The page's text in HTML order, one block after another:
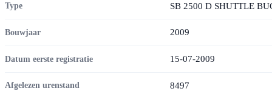
Type SB 2500 D SHUTTLE
Bouwjaar 2009
Datum eerste registratie 15-07-2009
Afgelezen urenstand 8497